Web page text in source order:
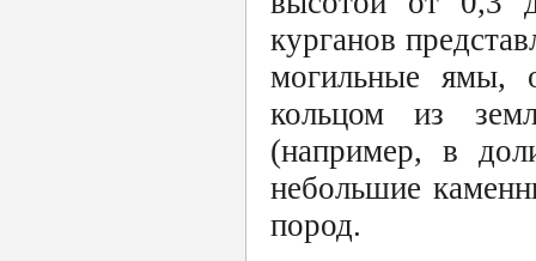
курганов
могильные ямы,
кольцом из
(например, в
небольшие
пород.